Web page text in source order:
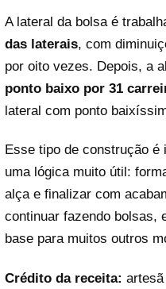
A lateral da bolsa é
das laterais, com
por oito vezes. Depois, a
ponto baixo por 31
lateral com ponto
Esse tipo de construção
uma lógica muito útil:
alça e finalizar com
continuar fazendo bolsas,
base para muitos outros
Crédito da receita: artesã